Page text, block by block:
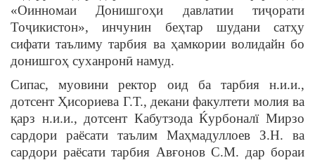
«Оинномаи Донишгоҳи давлатии тиҷорати
Тоҷикистон», инчунин беҳтар шудани сатҳу
сифати таълиму тарбия ва ҳамкории волидайн бо
донишгоҳ суханронӣ намуд.
Сипас, муовини ректор оид ба тарбия н.и.и.,
дотсент Ҳисориева Г.Т., декани факултети молия ва
қарз н.и.и., дотсент Кабутзода Ќурбоналї Мирзо
сардори раёсати таълим Маҳмадуллоев З.Н. ва
сардори раёсати тарбия Авғонов С.М. дар бораи